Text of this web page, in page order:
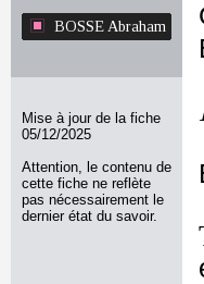
BOSSE Abraham
Mise à jour de la fiche
05/12/2025
Attention, le contenu de
cette fiche ne reflète
pas nécessairement le
dernier état du savoir.